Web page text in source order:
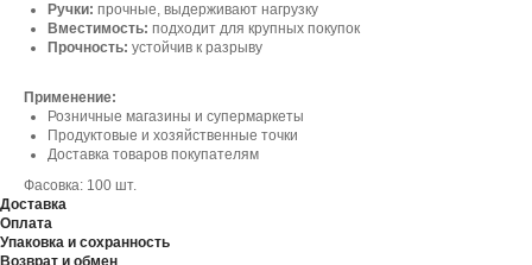
Ручки: прочные, выдерживают нагрузку
Вместимость: подходит для крупных покупок
Прочность: устойчив к разрыву
Применение:
Розничные магазины и супермаркеты
Продуктовые и хозяйственные точки
Доставка товаров покупателям
Фасовка: 100 шт.
Доставка
Оплата
Упаковка и сохранность
Возврат и обмен